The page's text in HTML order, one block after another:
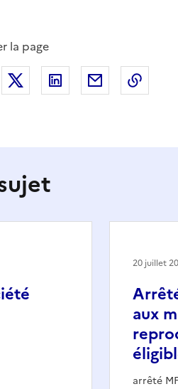
la page
sur Facebook
Partager sur XPartager sur LinkedIn
Partager par
aux
arrêté
20 juillet